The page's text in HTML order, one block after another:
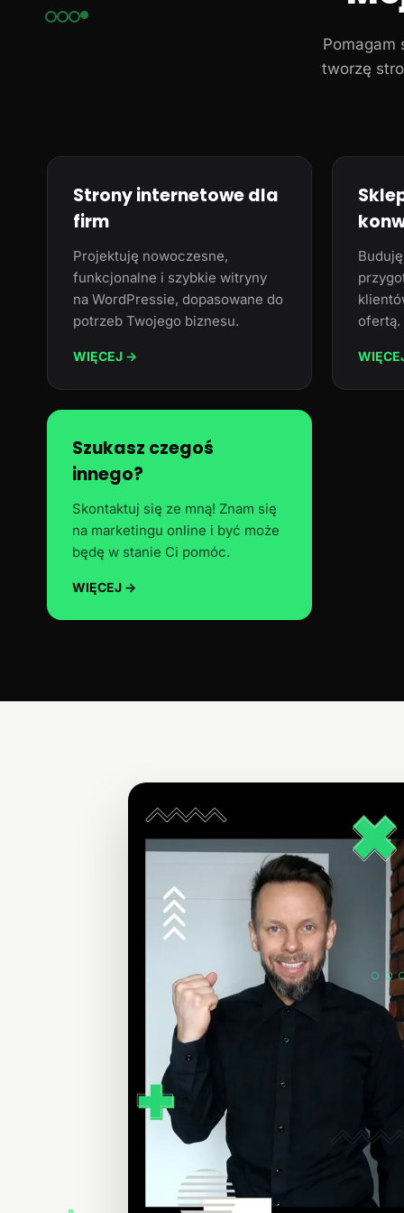
Pomagam
tworzę
Strony internetowe dla
firm
Projektuję nowoczesne,
funkcjonalne i szybkie witryny
na WordPressie, dopasowane do
potrzeb Twojego biznesu.
WIĘCEJ →
ofertą.
Szukasz czegoś
innego?
Skontaktuj się ze mną! Znam się
na marketingu online i być może
będę w stanie Ci pomóc.
WIĘCEJ →